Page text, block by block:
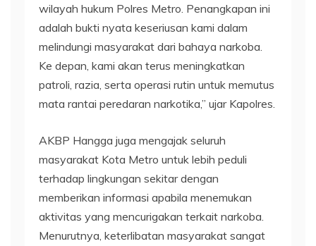
wilayah hukum Polres Metro. Penangkapan ini
adalah bukti nyata keseriusan kami dalam
melindungi masyarakat dari bahaya narkoba.
Ke depan, kami akan terus meningkatkan
patroli, razia, serta operasi rutin untuk memutus
mata rantai peredaran narkotika,” ujar Kapolres.
AKBP Hangga juga mengajak seluruh
masyarakat Kota Metro untuk lebih peduli
terhadap lingkungan sekitar dengan
memberikan informasi apabila menemukan
aktivitas yang mencurigakan terkait narkoba.
Menurutnya, keterlibatan masyarakat sangat